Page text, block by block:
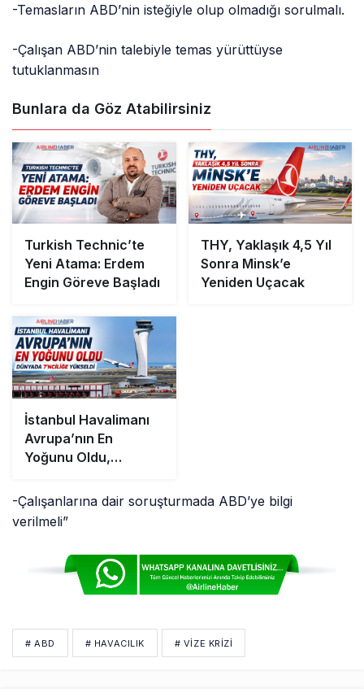
-Temasların ABD’nin isteğiyle olup olmadığı sorulmalı.
-Çalışan ABD’nin talebiyle temas yürüttüyse
tutuklanmasın
Bunlara da Göz Atabilirsiniz
Turkish Technic’te
Yeni Atama: Erdem
Engin Göreve Başladı
THY, Yaklaşık 4,5 Yıl
Sonra Minsk’e
Yeniden Uçacak
İstanbul Havalimanı
Avrupa’nın En
Yoğunu Oldu,
Yükseldi
-Çalışanlarına dair soruşturmada ABD’ye bilgi
verilmeli”
# ABD # HAVACILIK # VIZE KRIZI